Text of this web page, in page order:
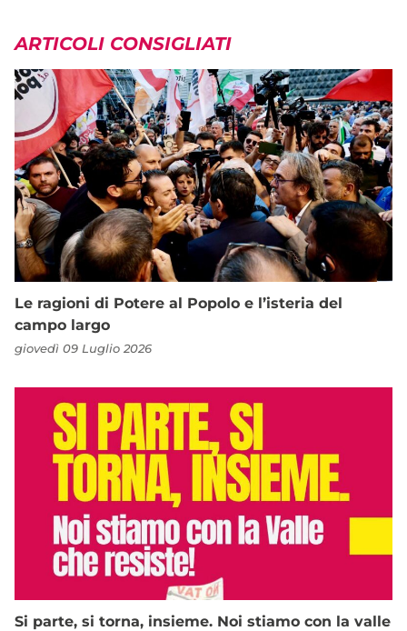
ARTICOLI CONSIGLIATI
Le ragioni di Potere al Popolo e l’isteria del
campo largo
giovedì 09 Luglio 2026
Si parte, si torna, insieme. Noi stiamo con la valle